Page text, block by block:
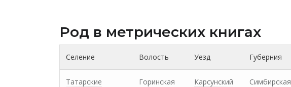
Род в метрических книгах
Селение Волость Уезд Губерния
Татарские
Горинская Карсунский Симбирская